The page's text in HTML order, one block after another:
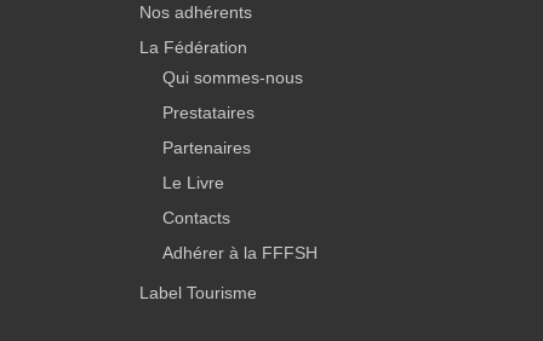
Nos adhérents
La Fédération
Qui sommes-nous
Prestataires
Partenaires
Le Livre
Contacts
Adhérer à la FFFSH
Label Tourisme